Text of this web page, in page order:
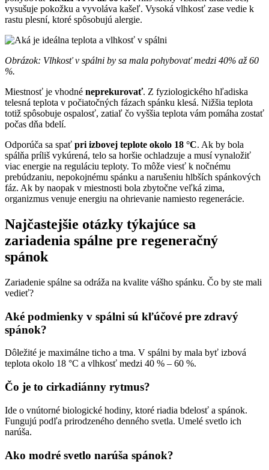
vysušuje pokožku a vyvoláva kašeľ. Vysoká vlhkosť zase vedie k
rastu plesní, ktoré spôsobujú alergie.
Obrázok: Vlhkosť v spálni by sa mala pohybovať medzi 40% až 60
%.
Miestnosť je vhodné neprekurovať. Z fyziologického hľadiska
telesná teplota v počiatočných fázach spánku klesá. Nižšia teplota
totiž spôsobuje ospalosť, zatiaľ čo vyššia teplota vám pomáha zostať
počas dňa bdelí.
Odporúča sa spať pri izbovej teplote okolo 18 °C. Ak by bola
spálňa príliš vykúrená, telo sa horšie ochladzuje a musí vynaložiť
viac energie na reguláciu teploty. To môže viesť k nočnému
prebúdzaniu, nepokojnému spánku a narušeniu hlbších spánkových
fáz. Ak by naopak v miestnosti bola zbytočne veľká zima,
organizmus venuje energiu na ohrievanie namiesto regenerácie.
Najčastejšie otázky týkajúce sa
zariadenia spálne pre regeneračný
spánok
Zariadenie spálne sa odráža na kvalite vášho spánku. Čo by ste mali
vedieť?
Aké podmienky v spálni sú kľúčové pre zdravý
spánok?
Dôležité je maximálne ticho a tma. V spálni by mala byť izbová
teplota okolo 18 °C a vlhkosť medzi 40 % – 60 %.
Čo je to cirkadiánny rytmus?
Ide o vnútorné biologické hodiny, ktoré riadia bdelosť a spánok.
Fungujú podľa prirodzeného denného svetla. Umelé svetlo ich
narúša.
Ako modré svetlo narúša spánok?